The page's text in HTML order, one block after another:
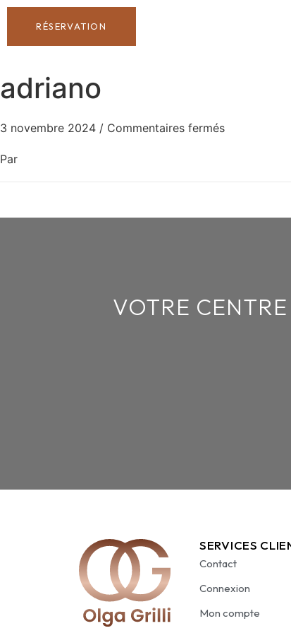
RÉSERVATION
adriano
3 novembre 2024 / Commentaires fermés
Par
VOTRE
SERVICES
Contact
Connexion
Mon compte